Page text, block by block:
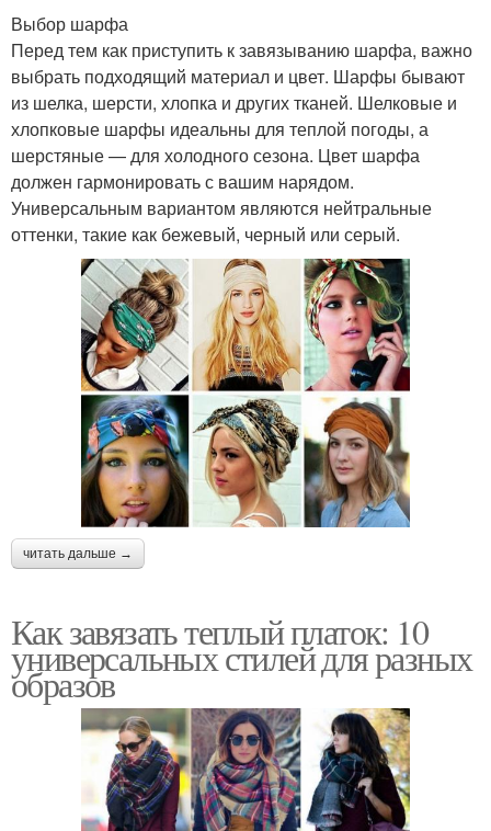
Выбор шарфа
Перед тем как приступить к завязыванию шарфа, важно
выбрать подходящий материал и цвет. Шарфы бывают
из шелка, шерсти, хлопка и других тканей. Шелковые и
хлопковые шарфы идеальны для теплой погоды, а
шерстяные — для холодного сезона. Цвет шарфа
должен гармонировать с вашим нарядом.
Универсальным вариантом являются нейтральные
оттенки, такие как бежевый, черный или серый.
читать дальше →
Как завязать теплый платок: 10
универсальных стилей для разных
образов